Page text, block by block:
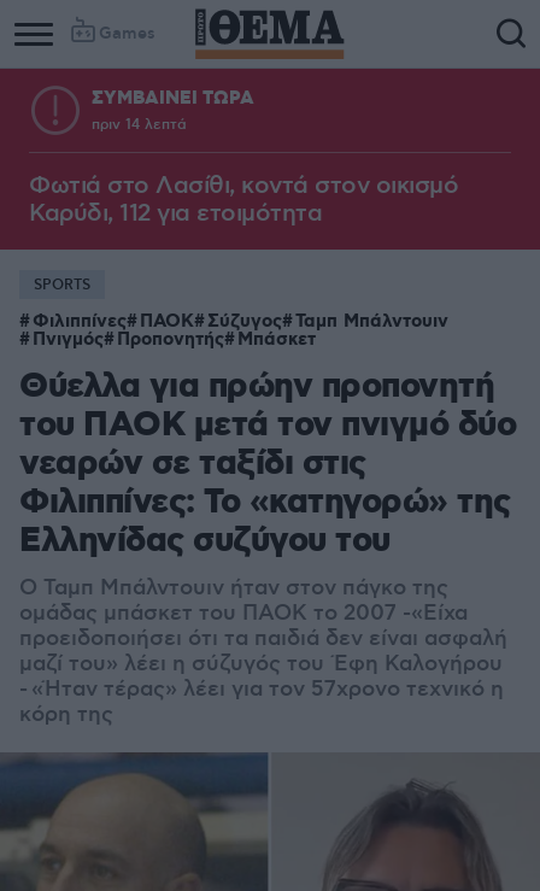
Games
ΣΥΜΒΑΙΝΕΙ ΤΩΡΑ
πριν 14 λεπτά
Φωτιά στο Λασίθι, κοντά στον οικισμό
Καρύδι, 112 για ετοιμότητα
SPORTS
Φιλιππίνες ΠΑΟΚ Σύζυγος Ταμπ Μπάλντουιν
Πνιγμός Προπονητής Μπάσκετ
Θύελλα για πρώην προπονητή
του ΠΑΟΚ μετά τον πνιγμό δύο
νεαρών σε ταξίδι στις
Φιλιππίνες: Το «κατηγορώ» της
Ελληνίδας συζύγου του
Ο Ταμπ Μπάλντουιν ήταν στον πάγκο της
ομάδας μπάσκετ του ΠΑΟΚ το 2007 -«Είχα
προειδοποιήσει ότι τα παιδιά δεν είναι ασφαλή
μαζί του» λέει η σύζυγός του Έφη Καλογήρου
- «Ήταν τέρας» λέει για τον 57χρονο τεχνικό η
κόρη της